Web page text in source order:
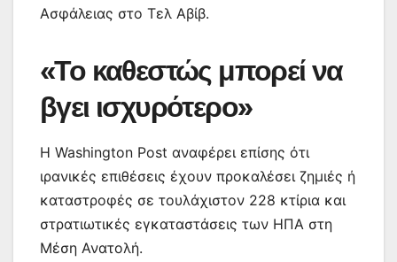
Ασφάλειας στο Τελ Αβίβ.
«Το καθεστώς μπορεί να
βγει ισχυρότερο»
Η Washington Post αναφέρει επίσης ότι
ιρανικές επιθέσεις έχουν προκαλέσει ζημιές ή
καταστροφές σε τουλάχιστον 228 κτίρια και
στρατιωτικές εγκαταστάσεις των ΗΠΑ στη
Μέση Ανατολή.